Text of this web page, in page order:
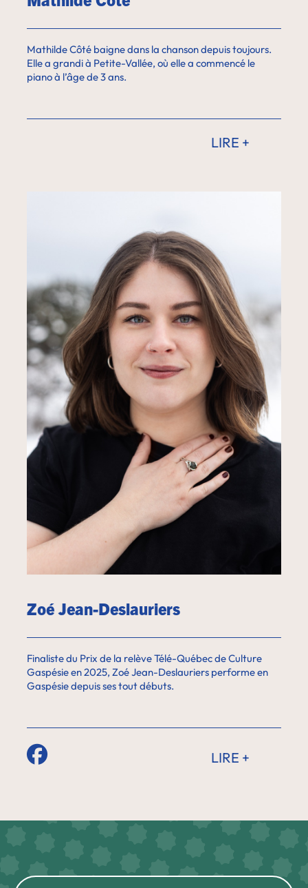
Mathilde Côté baigne dans la chanson depuis toujours.
Elle a grandi à Petite-Vallée, où elle a commencé le
piano à l’âge de 3 ans.
LIRE +
Zoé Jean-Deslauriers
Finaliste du Prix de la relève Télé-Québec de Culture
Gaspésie en 2025, Zoé Jean-Deslauriers performe en
Gaspésie depuis ses tout débuts.
LIRE +